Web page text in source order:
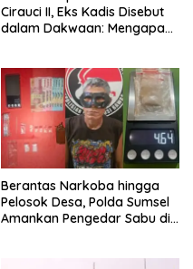
Cirauci II, Eks Kadis Disebut
dalam Dakwaan: Mengapa
Berantas Narkoba hingga
Pelosok Desa, Polda Sumsel
Amankan Pengedar Sabu di